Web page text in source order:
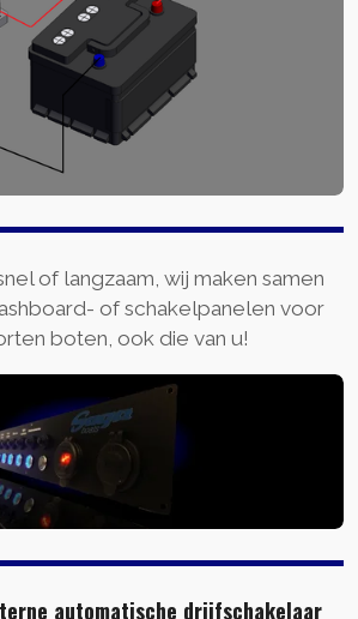
of langzaam, wij maken samen
of schakelpanelen voor
boten, ook die van u!
automatische drijfschakelaar